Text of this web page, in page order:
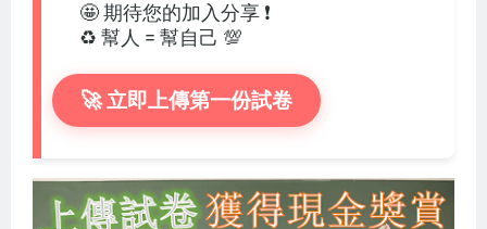
🤩 期待您的加入分享 ❗
♻️ 幫人 = 幫自己 💯
🚀 立即上傳第一份試卷